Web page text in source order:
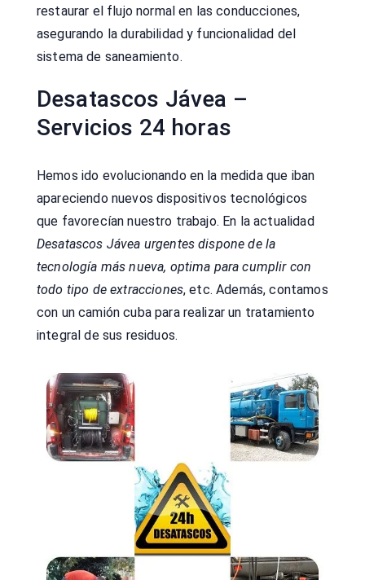
restaurar el flujo normal en las conducciones,
asegurando la durabilidad y funcionalidad del
sistema de saneamiento.
Desatascos Jávea –
Servicios 24 horas
Hemos ido evolucionando en la medida que iban
apareciendo nuevos dispositivos tecnológicos
que favorecían nuestro trabajo. En la actualidad
Desatascos Jávea urgentes dispone de la
tecnología más nueva, optima para cumplir con
todo tipo de extracciones, etc. Además, contamos
con un camión cuba para realizar un tratamiento
integral de sus residuos.